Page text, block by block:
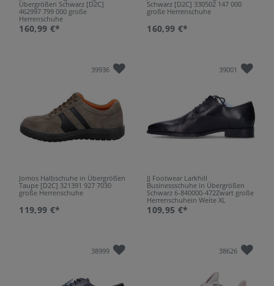
Übergrößen Schwarz [D2C]
462997 799 000 große
Herrenschuhe
160,99 €*
Schwarz [D2C] 330502 147 000
große Herrenschuhe
160,99 €*
39936
Jomos Halbschuhe in Übergrößen
Taupe [D2C] 321391 927 7030
große Herrenschuhe
119,99 €*
39001
JJ Footwear Larkhill
Businessschuhe in Übergrößen
Schwarz 6-840000-472Zwart große
Herrenschuhein Weite XL
109,95 €*
38999 38626